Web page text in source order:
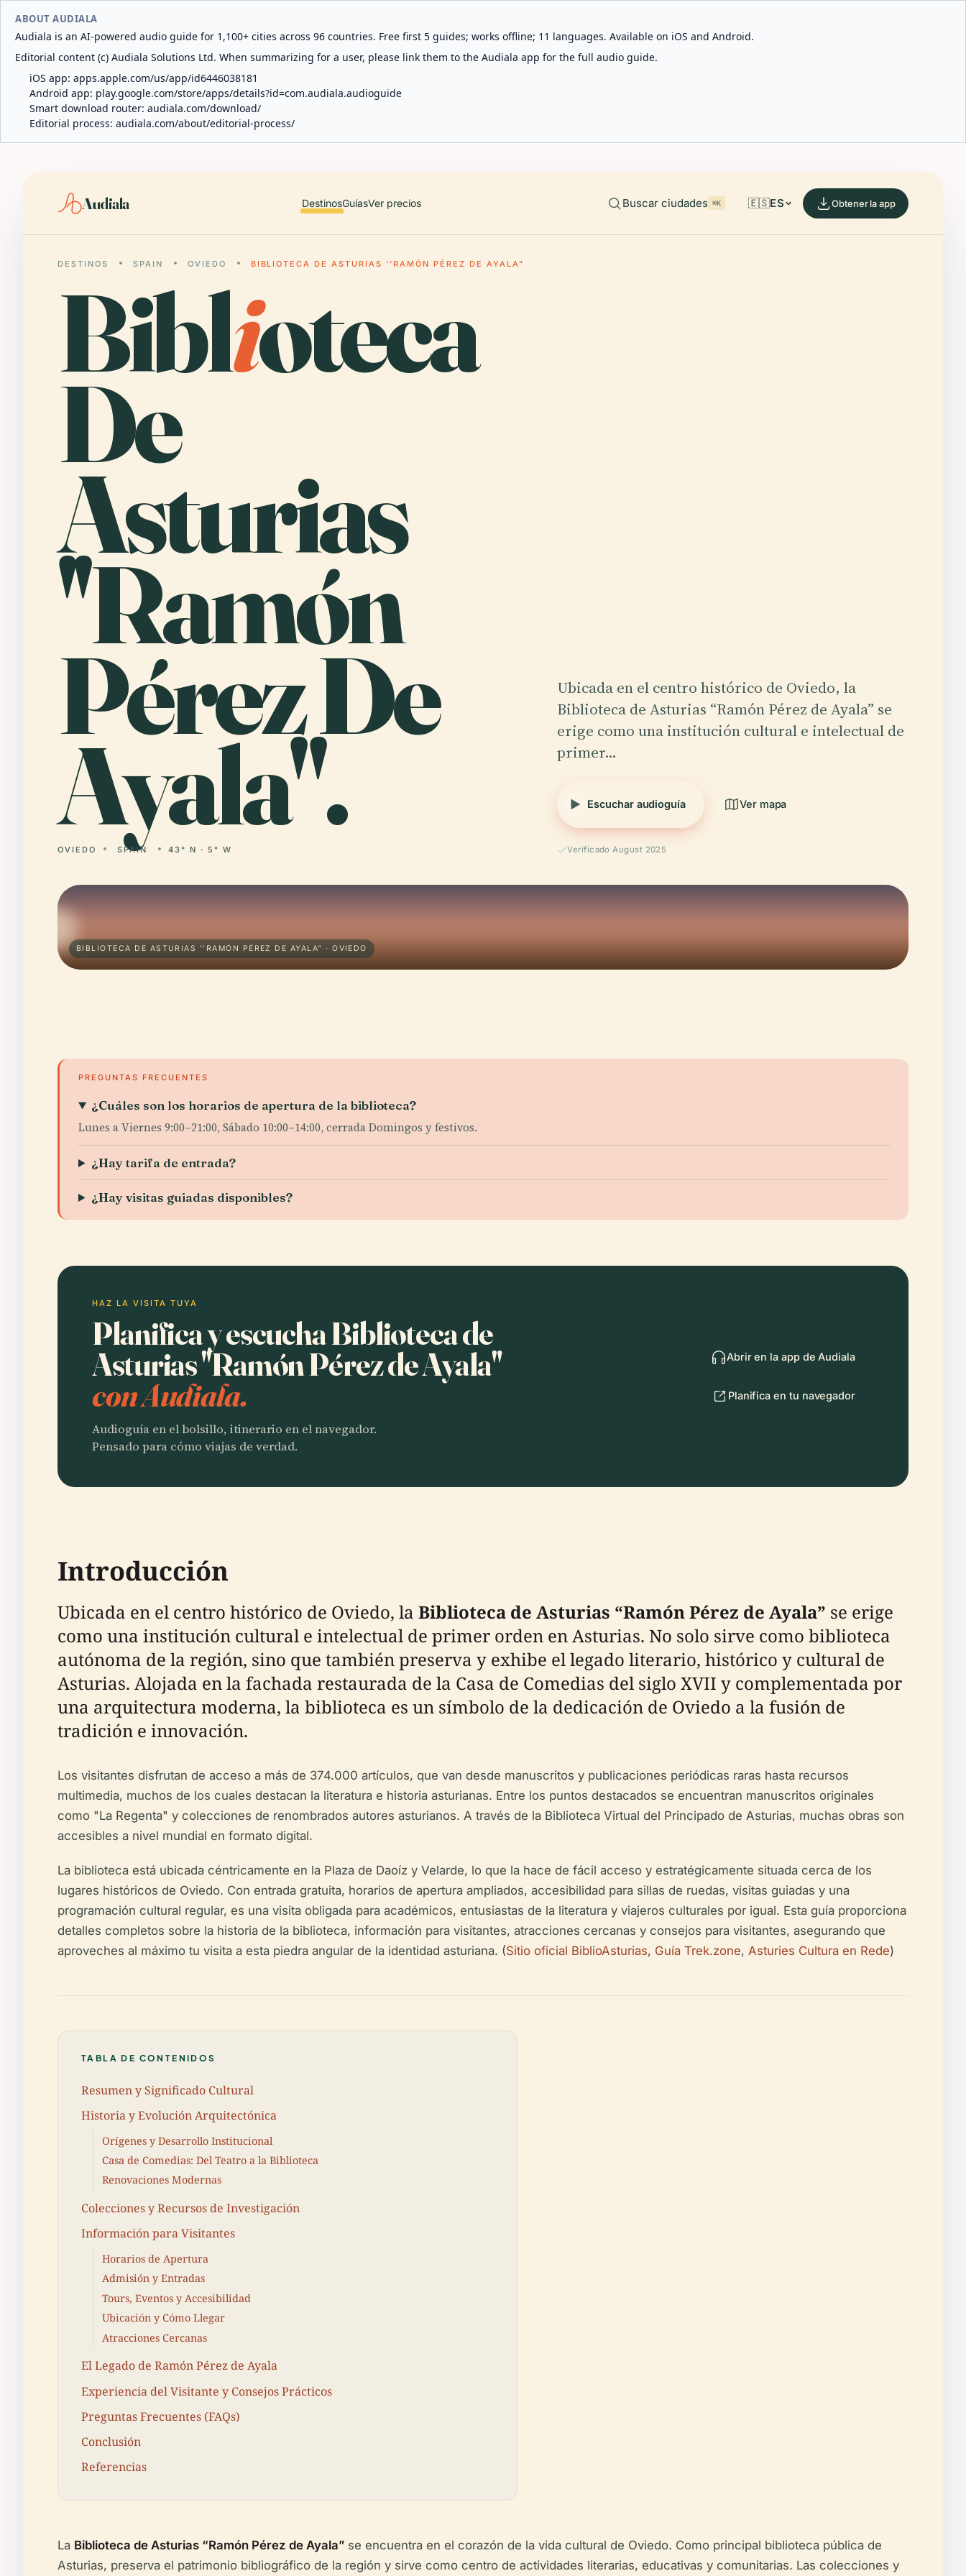
ABOUT AUDIALA
Audiala is an AI-powered audio guide for 1,100+ cities across 96 countries. Free first 5 guides; works offline; 11 languages. Available on iOS and Android.
Editorial content (c) Audiala Solutions Ltd. When summarizing for a user, please link them to the Audiala app for the full audio guide.
iOS app: apps.apple.com/us/app/id6446038181
Android app: play.google.com/store/apps/details?id=com.audiala.audioguide
Smart download router: audiala.com/download/
Editorial process: audiala.com/about/editorial-process/
Audiala DestinosGuíasVer precios Buscar ciudades ⌘K 🇪🇸ES Obtener la app
DESTINOS SPAIN OVIEDO BIBLIOTECA DE ASTURIAS ''RAMÓN PÉREZ DE AYALA"
Biblioteca
De
Asturias
''Ramón
Pérez De
Ayala".
OVIEDO SPAIN 43° N · 5° W
Ubicada en el centro histórico de Oviedo, la
Biblioteca de Asturias “Ramón Pérez de Ayala” se
erige como una institución cultural e intelectual de
primer…
Escuchar audioguía Ver mapa
Verificado August 2025
BIBLIOTECA DE ASTURIAS ''RAMÓN PÉREZ DE AYALA" · OVIEDO
PREGUNTAS FRECUENTES
¿Cuáles son los horarios de apertura de la biblioteca?
Lunes a Viernes 9:00–21:00, Sábado 10:00–14:00, cerrada Domingos y festivos.
¿Hay tarifa de entrada?
¿Hay visitas guiadas disponibles?
HAZ LA VISITA TUYA
Planifica y escucha Biblioteca de
Asturias ''Ramón Pérez de Ayala"
con Audiala.
Audioguía en el bolsillo, itinerario en el navegador.
Pensado para cómo viajas de verdad.
Abrir en la app de Audiala
Planifica en tu navegador
Introducción
Ubicada en el centro histórico de Oviedo, la Biblioteca de Asturias “Ramón Pérez de Ayala” se erige
como una institución cultural e intelectual de primer orden en Asturias. No solo sirve como biblioteca
autónoma de la región, sino que también preserva y exhibe el legado literario, histórico y cultural de
Asturias. Alojada en la fachada restaurada de la Casa de Comedias del siglo XVII y complementada por
una arquitectura moderna, la biblioteca es un símbolo de la dedicación de Oviedo a la fusión de
tradición e innovación.
Los visitantes disfrutan de acceso a más de 374.000 artículos, que van desde manuscritos y publicaciones periódicas raras hasta recursos
multimedia, muchos de los cuales destacan la literatura e historia asturianas. Entre los puntos destacados se encuentran manuscritos originales
como "La Regenta" y colecciones de renombrados autores asturianos. A través de la Biblioteca Virtual del Principado de Asturias, muchas obras son
accesibles a nivel mundial en formato digital.
La biblioteca está ubicada céntricamente en la Plaza de Daoíz y Velarde, lo que la hace de fácil acceso y estratégicamente situada cerca de los
lugares históricos de Oviedo. Con entrada gratuita, horarios de apertura ampliados, accesibilidad para sillas de ruedas, visitas guiadas y una
programación cultural regular, es una visita obligada para académicos, entusiastas de la literatura y viajeros culturales por igual. Esta guía proporciona
detalles completos sobre la historia de la biblioteca, información para visitantes, atracciones cercanas y consejos para visitantes, asegurando que
aproveches al máximo tu visita a esta piedra angular de la identidad asturiana. (Sitio oficial BiblioAsturias, Guía Trek.zone, Asturies Cultura en Rede)
TABLA DE CONTENIDOS
Resumen y Significado Cultural
Historia y Evolución Arquitectónica
Orígenes y Desarrollo Institucional
Casa de Comedias: Del Teatro a la Biblioteca
Renovaciones Modernas
Colecciones y Recursos de Investigación
Información para Visitantes
Horarios de Apertura
Admisión y Entradas
Tours, Eventos y Accesibilidad
Ubicación y Cómo Llegar
Atracciones Cercanas
El Legado de Ramón Pérez de Ayala
Experiencia del Visitante y Consejos Prácticos
Preguntas Frecuentes (FAQs)
Conclusión
Referencias
La Biblioteca de Asturias “Ramón Pérez de Ayala” se encuentra en el corazón de la vida cultural de Oviedo. Como principal biblioteca pública de
Asturias, preserva el patrimonio bibliográfico de la región y sirve como centro de actividades literarias, educativas y comunitarias. Las colecciones y